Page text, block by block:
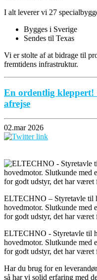
I alt leverer vi 27
Bygges i Sverige
Sendes til Texas
Vi er stolte af at bidrage til
fremtidens infrastruktur.
En ordentlig kleppert!
afrejse
02.mar 2026
ELTECHNO – Styretavle til
hovedmotor. Slutkunde med
for godt udstyr, det har været
ELTECHNO - Styretavle til
hovedmotor. Slutkunde med
for godt udstyr, det har været
Har du brug for en
så har vi solid erfaring med